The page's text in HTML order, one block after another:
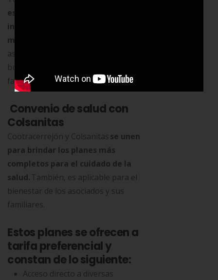
establecido convenios con
instituciones de salud para brindar la
mejor atención
asociados y también ayudarles a adquirir
buenos servicios con precios que
favorecen a su economía.
Convenio de salud con
Colsanitas
Cootracerrejón y Colsanitasse unen
para brindar los planes más
completos para el cuidado de la
salud.También, es aplicable para el
bienestar de los asociados y sus
familiares.
Estos planes se ofrecen a
tarifa preferencial y
constan de lo siguiente:
Acceso directo a diversas